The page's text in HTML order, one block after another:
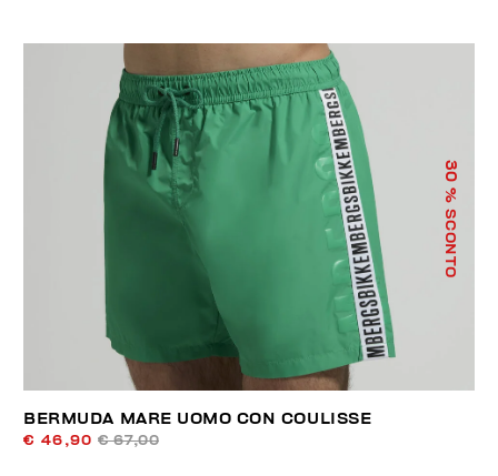
30
% SCONTO
BERMUDA MARE UOMO CON COULISSE
€ 46,90 € 67,00